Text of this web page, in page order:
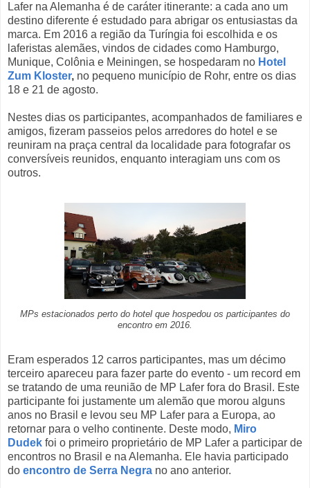
Lafer na Alemanha é de caráter itinerante: a cada ano um
destino diferente é estudado para abrigar os entusiastas da
marca. Em 2016 a região da Turíngia foi escolhida e os
laferistas alemães, vindos de cidades como Hamburgo,
Munique, Colônia e Meiningen, se hospedaram no Hotel
Zum Kloster, no pequeno município de Rohr, entre os dias
18 e 21 de agosto.
Nestes dias os participantes, acompanhados de familiares e
amigos, fizeram passeios pelos arredores do hotel e se
reuniram na praça central da localidade para fotografar os
conversíveis reunidos, enquanto interagiam uns com os
outros.
MPs estacionados perto do hotel que hospedou os participantes do
encontro em 2016.
Eram esperados 12 carros participantes, mas um décimo
terceiro apareceu para fazer parte do evento - um record em
se tratando de uma reunião de MP Lafer fora do Brasil. Este
participante foi justamente um alemão que morou alguns
anos no Brasil e levou seu MP Lafer para a Europa, ao
retornar para o velho continente. Deste modo, Miro
Dudek foi o primeiro proprietário de MP Lafer a participar de
encontros no Brasil e na Alemanha. Ele havia participado
do encontro de Serra Negra no ano anterior.